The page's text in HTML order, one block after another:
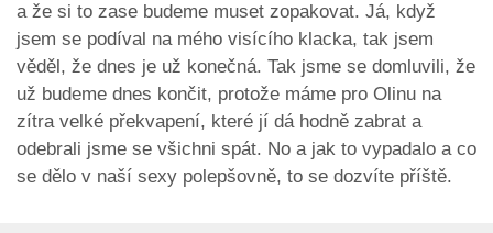
a že si to zase budeme muset zopakovat. Já, když
jsem se podíval na mého visícího klacka, tak jsem
věděl, že dnes je už konečná. Tak jsme se domluvili, že
už budeme dnes končit, protože máme pro Olinu na
zítra velké překvapení, které jí dá hodně zabrat a
odebrali jsme se všichni spát. No a jak to vypadalo a co
se dělo v naší sexy polepšovně, to se dozvíte příště.